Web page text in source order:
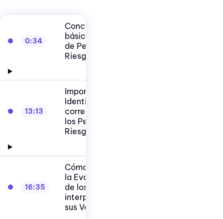
0:34
Conceptos
básicos Matriz
de Peligros y
Riesgos
13:13
Importancia de
Identificar
correctamente
los Peligros y
Riesgos
16:35
Cómo realizar
la Evaluación
de los Riesgos
interpretando
sus Variables